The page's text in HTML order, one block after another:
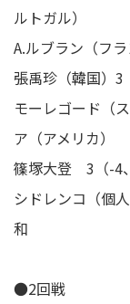
ルトガル）
A.ルブラン（フ
張禹珍（韓国）
モーレゴード（
ア（アメリカ）
篠塚大登 3（-4
シドレンコ（個
和
●2回戦